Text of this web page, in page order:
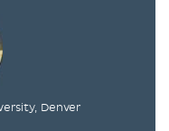
Denver